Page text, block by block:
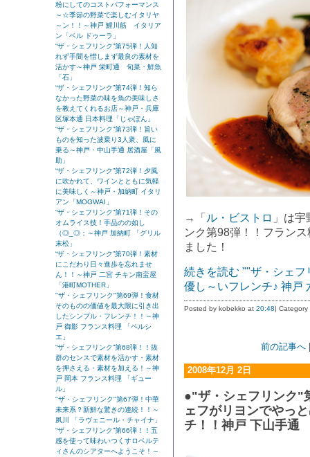
粉にしてのコストパフォーマンス
～☆季節の野菜で楽しむイタリヤ
～ン！！～神戸 鯉川筋 イタリア
ン「ベル ドゥーラ」
“ザ・シェフリンク”第75弾！人知
れず手間を惜しまず最良の素材を
活かす～神戸 栄町通 旬菜・鮮魚
「石」
“ザ・シェフリンク”第74弾！知ら
なかった野菜の味を魚の美味しさ
を教えてくれるお店～神戸・兵庫
区塚本通 日本料理「じゃぽん」
“ザ・シェフリンク”第73弾！旨い
ものを知った波乗り3人衆、風に
乗る～神戸・中山手通 居酒屋「風
助」
“ザ・シェフリンク”第72弾！夕風
に吹かれて、ワインとともに気軽
に美味しく～神戸・加納町 イタリ
アン「MOGWAI」
“ザ・シェフリンク”第71弾！その
オムライス技！手品のの如し
（◎_◎；～神戸 加納町 「グリル
末松」
“ザ・シェフリンク”第70弾！素材
にこだわり日々進歩を忘れませ
ん！！～神戸 二宮 チキン南蛮屋
「港町MOTHER」
"ザ・シェフリンク"第69弾！食材
そのものの価値を最大限に引き出
したシンプル・フレンチ！！～神
戸 御影 フランス料理 「ペルシ
エ」
“ザ・シェフリンク”第68弾！！抜
群のセンスで素材を活かす・素材
を押さえる・素材を加える！～神
戸 岡本 フランス料理 「ギュー
ル」
"ザ・シェフリンク"第67弾！中華
未来系？新鮮な驚きの連続！！～
夙川 「ラヴェニール・チャイナ」
“ザ・シェフリンク”第66弾！！五
感を使って味わいつくすロベルテ
ィさんのシアターへようこそ！～
→「 ル・ビストロ 」は
ンク第98弾！！フラン
ました！
続きを読む ""ザ・シェ
優し～いフレンチ♪ 神戸
Posted by kobekko at 20:48|
前の記事へ
2008年12月 2日
●"ザ・シェフリンク"
ェフがリヨンでやっ
チ！！神戸 下山手通